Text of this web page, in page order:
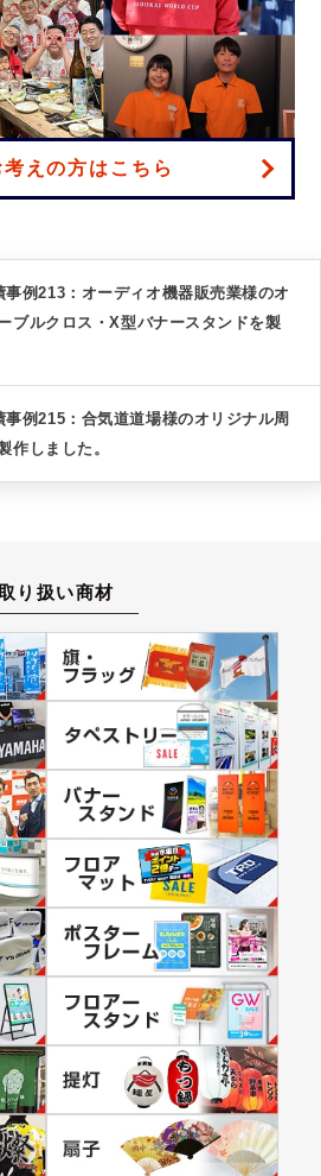
えの方はこちら
事例213：オーディオ機器販売業様のオ
ブルクロス・X型バナースタンドを製
事例215：合気道道場様のオリジナル周
作しました。
り扱い商材